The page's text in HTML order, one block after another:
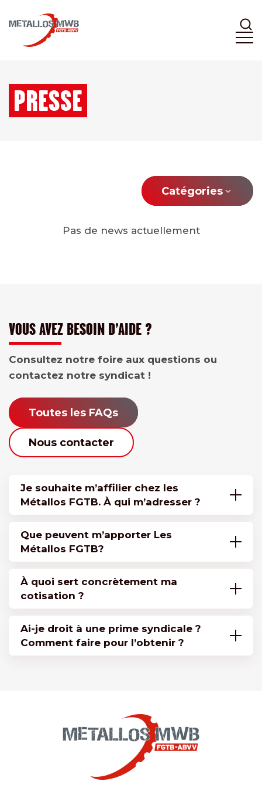
PRESSE
Catégories
Pas de news actuellement
VOUS AVEZ BESOIN D’AIDE ?
Consultez notre foire aux questions ou
contactez notre syndicat !
Toutes les FAQs
Nous contacter
Je souhaite m’affilier chez les
Métallos FGTB. À qui m’adresser ?
Que peuvent m’apporter Les
Métallos FGTB?
À quoi sert concrètement ma
cotisation ?
Ai-je droit à une prime syndicale ?
Comment faire pour l’obtenir ?